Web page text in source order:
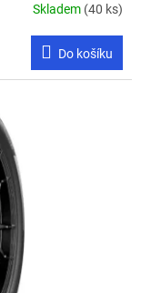
Skladem (40 ks)
Do košíku